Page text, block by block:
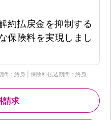
約払戻金を抑制する
保険料を実現しまし
：終身 | 保険料払込期間：終身
請求